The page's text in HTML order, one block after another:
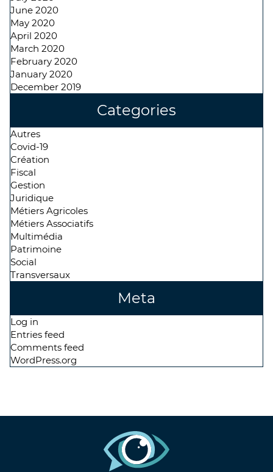
June 2020
May 2020
April 2020
March 2020
February 2020
January 2020
December 2019
Categories
Autres
Covid-19
Création
Fiscal
Gestion
Juridique
Métiers Agricoles
Métiers Associatifs
Multimédia
Patrimoine
Social
Transversaux
Meta
Log in
Entries feed
Comments feed
WordPress.org